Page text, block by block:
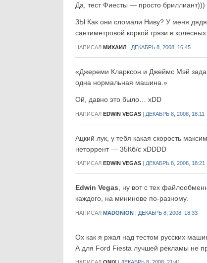
Да, тест Фиесты — просто бриллиант)))
ЗЫ Как они сломали Ниву? У меня
сантиметровой коркой грязи в
НАПИСАЛ МИХАИЛ | ДЕКАБРЬ 8, 2008, 16:45
«Джереми Кларксон и Джеймс Мэй
одна нормальная машина.»
Ой, давно это было… xDD
НАПИСАЛ EDWIN VEGAS | ДЕКАБРЬ 8, 2008, 18:11
Ацкий лук, у тебя какая скорость
неторрент — 35Кб/с xDDDD
НАПИСАЛ EDWIN VEGAS ДЕКАБРЬ 8, 2008, 18:21
Edwin Vegas, ну вот с тех
каждого, на мининове по-разному.
НАПИСАЛ MADONION | ДЕКАБРЬ 8, 2008, 18:33
Ох как я ржал над тестом русских
А для Ford Fiesta лучшей рекламы не